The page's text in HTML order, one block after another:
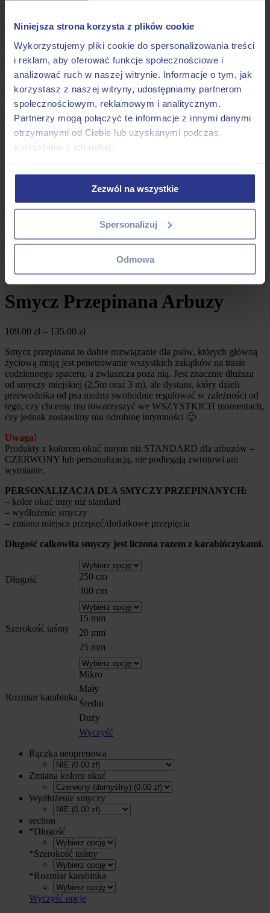
Niniejsza strona korzysta z plików cookie
Wykorzystujemy pliki cookie do spersonalizowania treści
i reklam, aby oferować funkcje społecznościowe i
analizować ruch w naszej witrynie. Informacje o tym, jak
korzystasz z naszej witryny, udostępniamy partnerom
społecznościowym, reklamowym i analitycznym.
Partnerzy mogą połączyć te informacje z innymi danymi
otrzymanymi od Ciebie lub uzyskanymi podczas
korzystania z ich usług.
Zezwól na wszystkie
Spersonalizuj
Odmowa
Smycze
Obroże
Szelki
Smycze
Koty
Akcesoria
Linki treningowe
-50%
Nasze wzory
Kontakt
Moje konto
Smycze przepinane dla psów
Smycz Przepinana Arbuzy
109.00 zł – 135.00 zł
Smycz przepinana to dobre rozwiązanie dla psów, których główną
życiową misją jest penetrowanie wszystkich zakątków na trasie
codziennego spaceru, a zwłaszcza poza nią. Jest znacznie dłuższa
od smyczy miejskiej (2,5m oraz 3 m), ale dystans, który dzieli
przewodnika od psa można swobodnie regulować w zależności od
tego, czy chcemy mu towarzyszyć we WSZYSTKICH momentach,
czy jednak zostawimy mu odrobinę intymności 🙂
Uwaga!
Produkty z kolorem okuć innym niż STANDARD dla arbuzów –
CZERWONY lub personalizacją, nie podlegają zwrotowi ani
wymianie.
PERSONALIZACJA DLA SMYCZY PRZEPINANYCH:
– kolor okuć inny niż standard
– wydłużenie smyczy
– zmiana miejsca przepięć/dodatkowe przepięcia
Długość całkowita smyczy jest liczona razem z karabińczykami.
Długość
250 cm
300 cm
Szerokość taśmy
15 mm
20 mm
25 mm
Rozmiar karabinka
Mikro
Mały
Średni
Duży
Wyczyść
Rączka neoprenowa
Zmiana koloru okuć
Wydłużenie smyczy
section
*Długość
*Szerokość taśmy
*Rozmiar karabinka
Wyczyść opcje